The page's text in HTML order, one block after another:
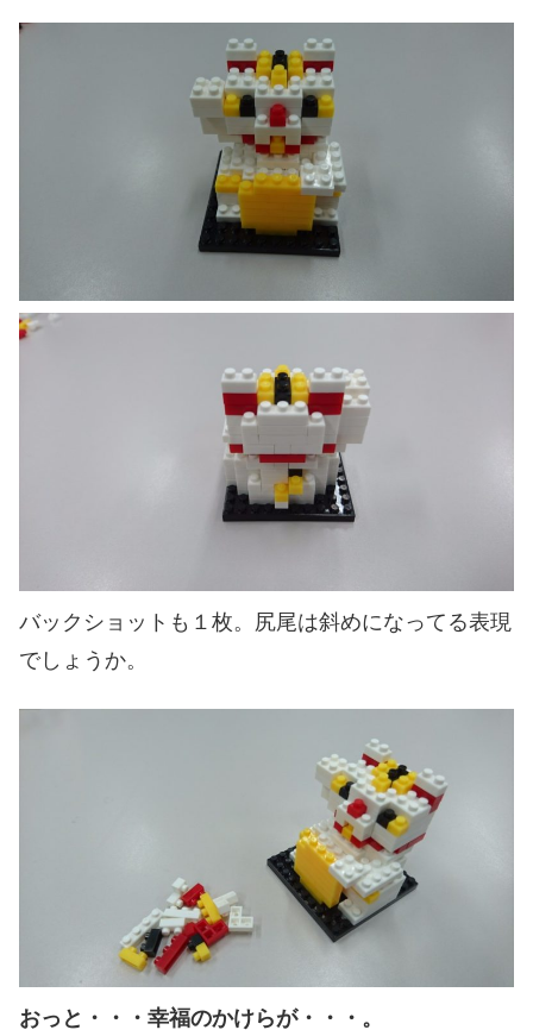
バックショットも１枚。尻尾は斜めになってる表現
でしょうか。
おっと・・・幸福のかけらが・・・。